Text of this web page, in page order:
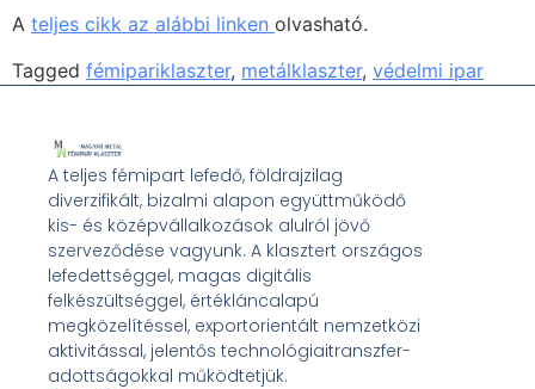
A teljes cikk az alábbi linken olvasható.
Tagged fémipariklaszter, metálklaszter, védelmi ipar
A teljes fémipart lefedő, földrajzilag
diverzifikált, bizalmi alapon együttműködő
kis- és középvállalkozások alulról jövő
szerveződése vagyunk. A klasztert országos
lefedettséggel, magas digitális
felkészültséggel, értékláncalapú
megközelítéssel, exportorientált nemzetközi
aktivitással, jelentős technológiaitranszfer-
adottságokkal működtetjük.